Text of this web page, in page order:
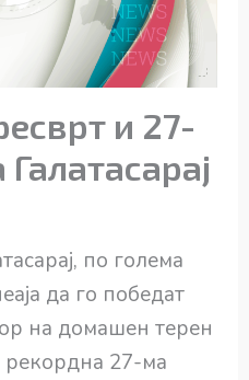
и 27-
по голема
да го победат
на домашен терен
рекордна 27-ма